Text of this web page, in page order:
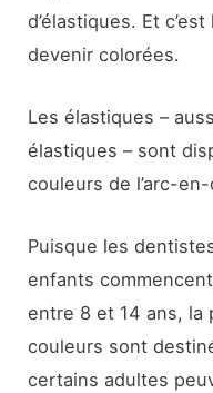
d’élastiques. Et
devenir colorées.
Les élastiques –
élastiques – sont
couleurs de l’arc-
Puisque les
enfants
entre 8 et 14 ans, la
couleurs sont
certains adultes